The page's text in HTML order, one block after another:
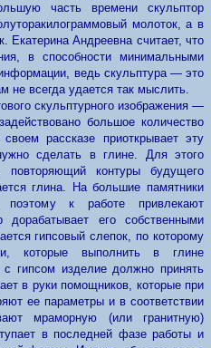
часть времени скульптор
молоток, а в
Екатерина Андреевна считает, что
в способности минимальными
ведь скульптура — это
не всегда удается так мыслить.
скульптурного изображения —
большое количество
рассказе приоткрывает эту
сделать в глине. Для этого
повторяющий контуры будущего
глина. На большие памятники
поэтому к работе привлекают
его собственными
гипсовый слепок, по которому
которые выполнить в глине
гипсом изделие должно принять
в руки помощников, которые при
ее параметры и в соответствии
мраморную (или гранитную)
в последней фазе работы и